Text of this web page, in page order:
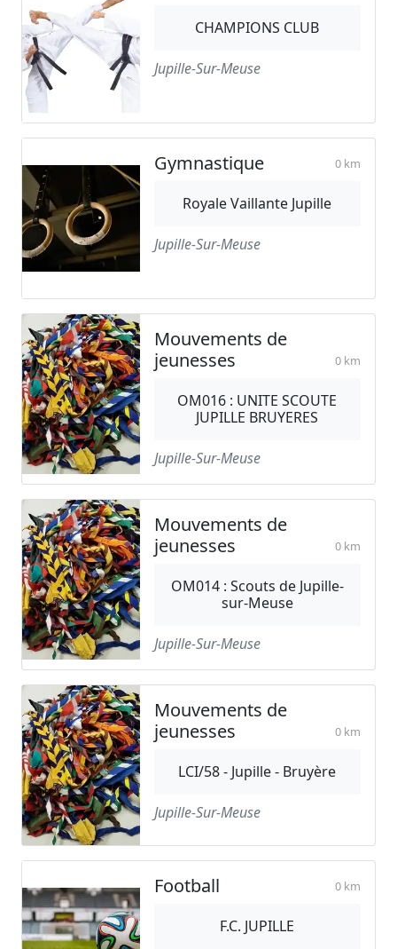
CHAMPIONS CLUB
Jupille-Sur-Meuse
Gymnastique 0 km
Royale Vaillante Jupille
Jupille-Sur-Meuse
Mouvements de
jeunesses
0 km
OM016 : UNITE SCOUTE
JUPILLE BRUYERES
Jupille-Sur-Meuse
Mouvements de
jeunesses
0 km
OM014 : Scouts de Jupille-
sur-Meuse
Jupille-Sur-Meuse
Mouvements de
jeunesses
0 km
LCI/58 - Jupille - Bruyère
Jupille-Sur-Meuse
Football 0 km
F.C. JUPILLE